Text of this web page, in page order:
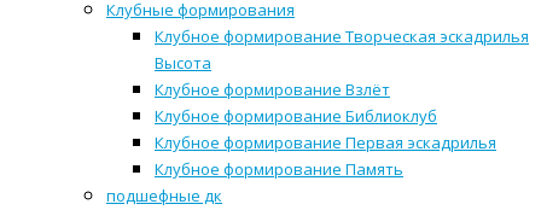
Клубные формирования
Клубное формирование Творческая эскадрилья
Высота
Клубное формирование Взлёт
Клубное формирование Библиоклуб
Клубное формирование Первая эскадрилья
Клубное формирование Память
подшефные дк